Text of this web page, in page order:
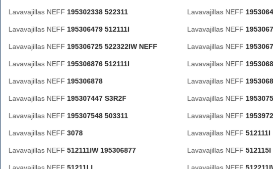
Lavavajillas NEFF 195302338 522311 Lavavajillas NEFF
Lavavajillas NEFF 195306479 512111I Lavavajillas NEFF
Lavavajillas NEFF 195306725 522322IW NEFF Lavavajillas NEFF
Lavavajillas NEFF 195306876 512111I Lavavajillas NEFF
Lavavajillas NEFF 195306878 Lavavajillas NEFF
Lavavajillas NEFF 195307447 S3R2F Lavavajillas NEFF
Lavavajillas NEFF 195307548 503311 Lavavajillas NEFF
Lavavajillas NEFF 3078 Lavavajillas NEFF 512111I
Lavavajillas NEFF 512111IW 195306877 Lavavajillas NEFF 512115I